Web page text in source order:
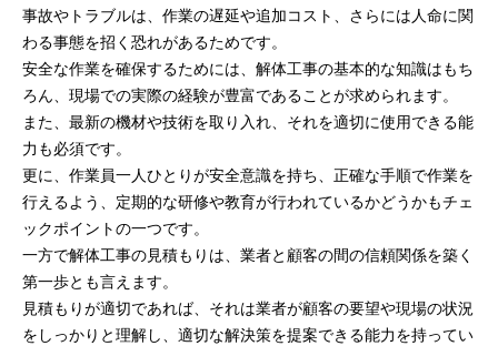
事故やトラブルは、作業の遅延や追加コスト、さらには人命に関
わる事態を招く恐れがあるためです。
安全な作業を確保するためには、解体工事の基本的な知識はもち
ろん、現場での実際の経験が豊富であることが求められます。
また、最新の機材や技術を取り入れ、それを適切に使用できる能
力も必須です。
更に、作業員一人ひとりが安全意識を持ち、正確な手順で作業を
行えるよう、定期的な研修や教育が行われているかどうかもチェ
ックポイントの一つです。
一方で解体工事の見積もりは、業者と顧客の間の信頼関係を築く
第一歩とも言えます。
見積もりが適切であれば、それは業者が顧客の要望や現場の状況
をしっかりと理解し、適切な解決策を提案できる能力を持ってい